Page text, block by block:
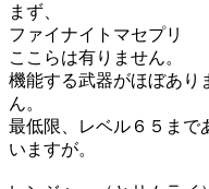
まず、
ファイナイトマセプリ
ここらは有りません。
機能する武器がほぼあり
ん。
最低限、レベル６５まで
いますが。